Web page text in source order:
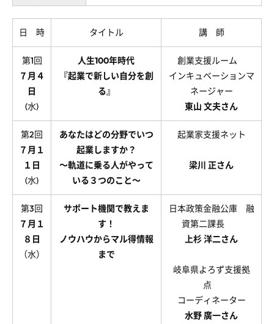
日 時 タイトル 講 師
第1回
７月４
日
(水)
人生100年時代
『起業で新しい自分を創
る』
創業支援ルーム
インキュベーションマ
ネージャー
東山 文夫さん
第2回
７月１
１日
(水)
あなたはどの分野でいつ
起業しますか？
～軌道に乗る人がやって
いる３つのこと～
起業家支援ネット
梁川 正さん
第3回
７月１
８日
（水）
サポート機関で教えま
す！
ノウハウからマル得情報
まで
日本政策金融公庫 融
資第二課長
上杉 洋二さん
岐阜県よろず支援拠
点
コーディネーター
水野 廣一さん